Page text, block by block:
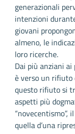
generazionali
intenzioni
giovani
almeno, le
loro ricerche.
Dai più anziani
è verso un rifiuto
questo rifiuto si
aspetti più
“novecentismo”,
quella d’una